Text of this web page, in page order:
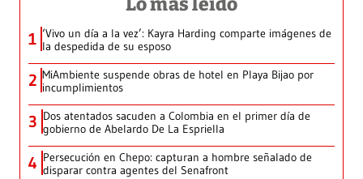
1 ‘Vivo un día a la vez’: Kayra Harding comparte imágenes de
la despedida de su esposo
2 MiAmbiente suspende obras de hotel en Playa Bijao por
incumplimientos
3 Dos atentados sacuden a Colombia en el primer día de
gobierno de Abelardo De La Espriella
4 Persecución en Chepo: capturan a hombre señalado de
disparar contra agentes del Senafront